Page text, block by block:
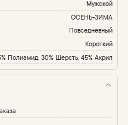
Мужской
ОСЕНЬ-ЗИМА
Повседневный
Короткий
Полиамид, 30% Шерсть, 45% Акрил